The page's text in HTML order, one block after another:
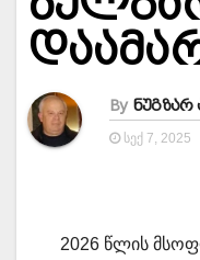
By ნუგზარ
ᲡᲔᲥ 7, 2025
2026 წლის